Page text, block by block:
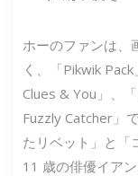
ホーのファンは、
く、「Pikwik
Clues & You」、
Fuzzly Catcher」
たリベット」と「
11 歳の俳優イア